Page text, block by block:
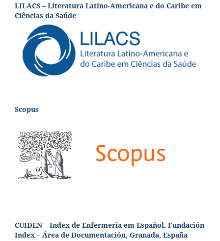
LILACS – Literatura Latino-Americana e do Caribe em
Ciências da Saúde
Scopus
CUIDEN – Index de Enfermería em Español, Fundación
Index – Área de Documentación, Granada, España